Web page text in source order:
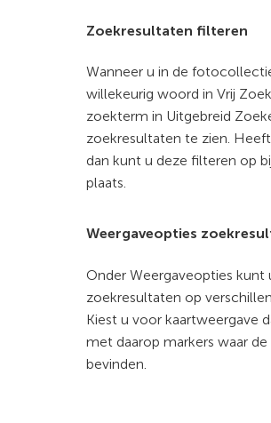
Zoekresultaten filteren
Wanneer u in de
willekeurig woord in Vrij
zoekterm in Uitgebreid
zoekresultaten te zien.
dan kunt u deze filteren op
plaats.
Weergaveopties
Onder Weergaveopties
zoekresultaten op
Kiest u voor kaartweergave
met daarop markers waar
bevinden.